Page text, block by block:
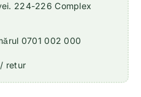
224-226 Complex
0701 002 000
retur